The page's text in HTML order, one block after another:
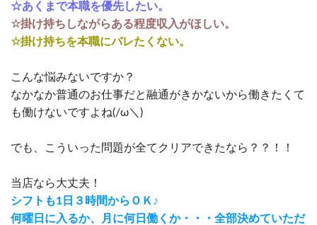
☆あくまで本職を優先したい。
☆掛け持ちしながらある程度収入がほしい。
☆掛け持ちを本職にバレたくない。
こんな悩みないですか？
なかなか普通のお仕事だと融通がきかないから働きたくて
も働けないですよね(/ω＼)
でも、こういった問題が全てクリアできたなら？？！！
当店なら大丈夫！
シフトも1日３時間からＯＫ♪
何曜日に入るか、月に何日働くか・・・全部決めていただ